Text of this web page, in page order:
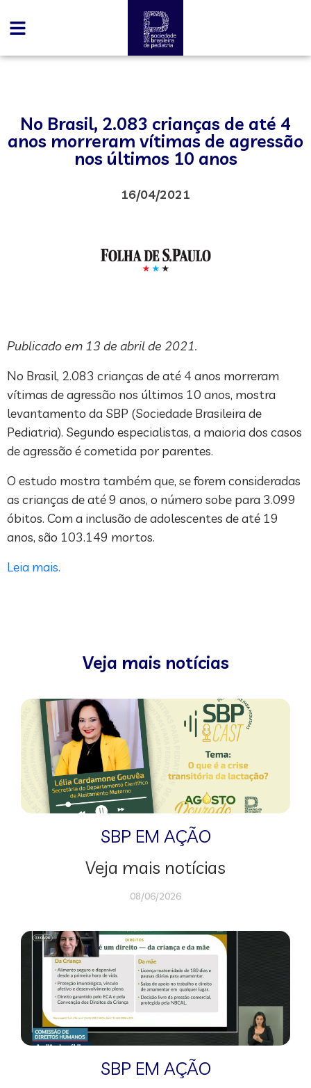
No Brasil, 2.083 crianças de até 4
anos morreram vítimas de agressão
nos últimos 10 anos
16/04/2021
Publicado em 13 de abril de 2021.
No Brasil, 2.083 crianças de até 4 anos morreram
vítimas de agressão nos últimos 10 anos, mostra
levantamento da SBP (Sociedade Brasileira de
Pediatria). Segundo especialistas, a maioria dos casos
de agressão é cometida por parentes.
O estudo mostra também que, se forem consideradas
as crianças de até 9 anos, o número sobe para 3.099
óbitos. Com a inclusão de adolescentes de até 19
anos, são 103.149 mortos.
Leia mais.
Veja mais notícias
SBP EM AÇÃO
Veja mais notícias
08/06/2026
SBP EM AÇÃO